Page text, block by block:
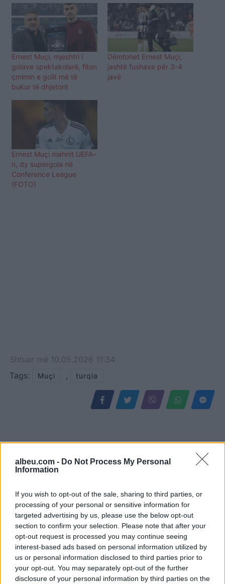
albeu.com - Do Not Process My Personal
Information
If you wish to opt-out of the sale, sharing to third parties, or
processing of your personal or sensitive information for
targeted advertising by us, please use the below opt-out
section to confirm your selection. Please note that after your
opt-out request is processed you may continue seeing
interest-based ads based on personal information utilized by
us or personal information disclosed to third parties prior to
your opt-out. You may separately opt-out of the further
disclosure of your personal information by third parties on the
Ernest Muçi, mjeshtri i
golave spektakolarë, fiton
çmimin e golit më të
bukur të dhjetorit
Dëmtohet Ernest Muçi,
jashtë fushave për 3-4
javë
Ernest Muçi mahnit UEFA-
n, dy supergola në
Conference League
(FOTO)
Shtuar më 10.05.2026 11:34
Tags:
Muçi , turqia
Raportohen 25 vatra zjarri
në 12 orë, 10 mbeten
aktive dhe ndërhyrjet
vijojnë nga toka e ajri
Analiza: Një shqiptar ka
nevojë për 28 mijë dollarë
në vit për të arritur
“pragun e lumturisë”